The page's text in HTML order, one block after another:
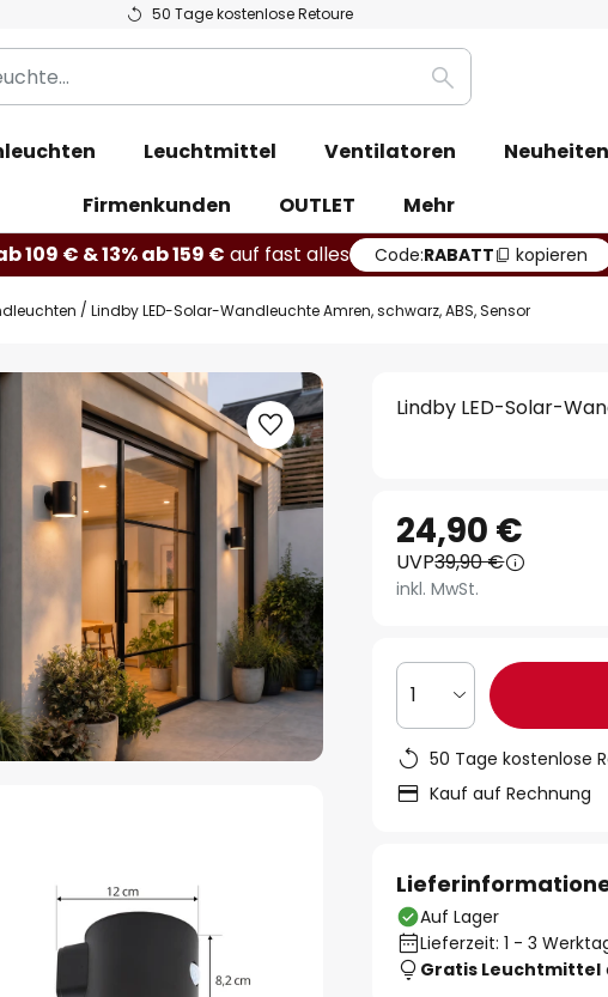
50 Tage kostenlose Retoure
Suche
Leuchtmittel Ventilatoren Neuheiten
Firmenkunden
OUTLET
Mehr
109 € & 13% ab 159 € auf fast alles Code:RABATT kopieren
Lindby LED-Solar-Wandleuchte Amren, schwarz, ABS, Sensor
Lindby LED-Solar-
24,90 €
UVP39,90 €
inkl. MwSt.
1
50 Tage kostenlose
Kauf auf Rechnung
Auf Lager
Lieferzeit: 1 - 3
Gratis Leuchtmittel